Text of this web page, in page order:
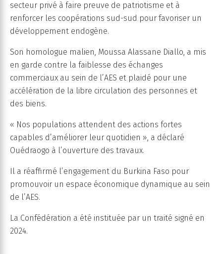
secteur privé à faire preuve de patriotisme et à
renforcer les coopérations sud-sud pour favoriser un
développement endogène.
Son homologue malien, Moussa Alassane Diallo, a mis
en garde contre la faiblesse des échanges
commerciaux au sein de l’AES et plaidé pour une
accélération de la libre circulation des personnes et
des biens.
« Nos populations attendent des actions fortes
capables d’améliorer leur quotidien », a déclaré
Ouédraogo à l’ouverture des travaux.
Il a réaffirmé l’engagement du Burkina Faso pour
promouvoir un espace économique dynamique au sein
de l’AES.
La Confédération a été instituée par un traité signé en
2024.